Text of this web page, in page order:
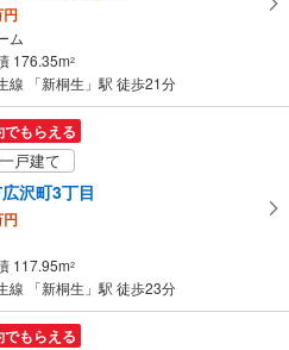
ム
176.35m2
線 「新桐生」駅 徒歩21分
でもらえる
戸建て
沢町3丁目
117.95m2
線 「新桐生」駅 徒歩23分
でもらえる